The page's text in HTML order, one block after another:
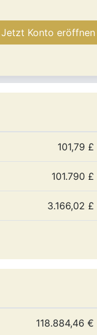
Jetzt Konto eröffnen
101,79 £
101.790 £
3.166,02 £
118.884,46 €